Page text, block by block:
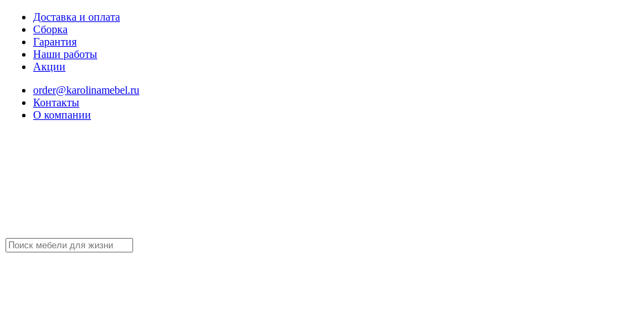
Доставка и оплата
Сборка
Гарантия
Наши работы
Акции
order@karolinamebel.ru
Контакты
О компании